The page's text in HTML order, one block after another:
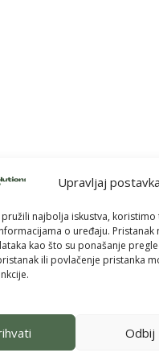
Upravljaj
najbolja iskustva,
o uređaju.
kao što su ponašanje
ili povlačenje pristanka
Odbij